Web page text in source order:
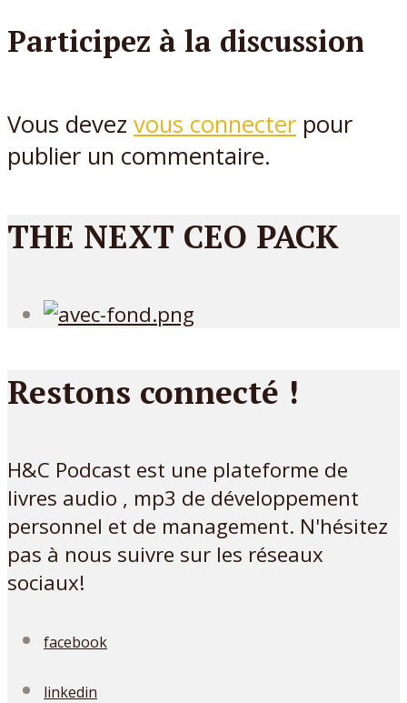
Participez à la discussion
Vous devez vous connecter pour
publier un commentaire.
THE NEXT CEO PACK
Restons connecté !
H&C Podcast est une plateforme de
livres audio , mp3 de développement
personnel et de management. N'hésitez
pas à nous suivre sur les réseaux
sociaux!
facebook
linkedin